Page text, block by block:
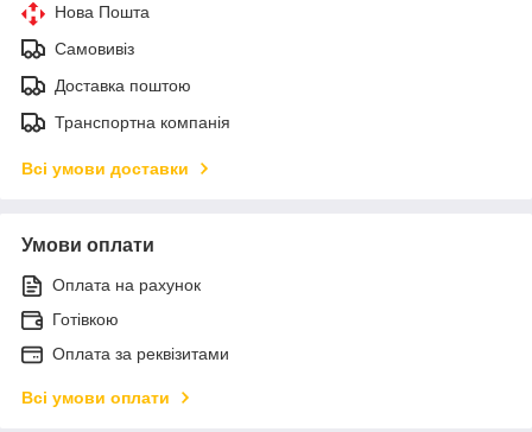
Нова Пошта
Самовивіз
Доставка поштою
Транспортна компанія
Всі умови доставки
Умови оплати
Оплата на рахунок
Готівкою
Оплата за реквізитами
Всі умови оплати